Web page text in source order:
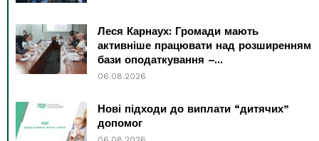
Леся Карнаух: Громади мають
активніше працювати над розширенням
бази оподаткування –...
06.08.2026
Нові підходи до виплати “дитячих”
допомог